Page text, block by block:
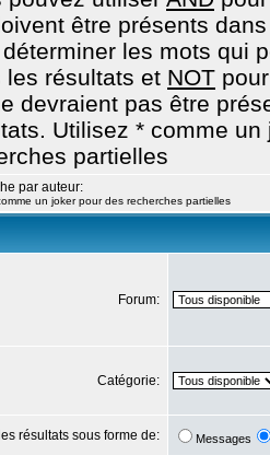
être présents
les mots qui
les résultats et NOT
devraient pas être
Utilisez * comme un
partielles
par auteur:
un joker pour des recherches partielles
Forum:
Catégorie:
résultats sous forme de: Messages